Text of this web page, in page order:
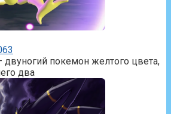
покемон желтого цвета,
два